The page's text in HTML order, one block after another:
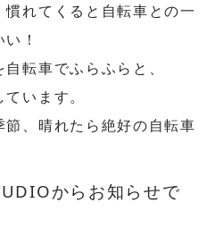
れてくると自転車との一
！
転車でふらふらと、
います。
、晴れたら絶好の自転車
からお知らせで